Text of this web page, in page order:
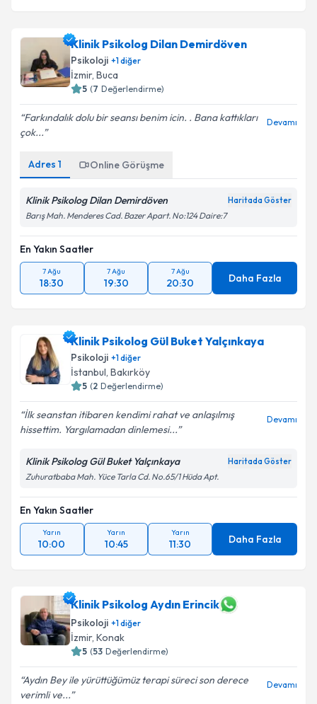
Klinik Psikolog Dilan Demirdöven
Psikoloji +1diğer
İzmir, Buca
5 (7 Değerlendirme)
Farkındalık dolu bir seansı benim icin. . Bana kattıkları
çok...
Devamı
Adres 1 Online Görüşme
Klinik Psikolog Dilan Demirdöven Haritada Göster
Barış Mah. Menderes Cad. Bazer Apart. No:124 Daire:7
En Yakın Saatler
7 Ağu
18:30
7 Ağu
19:30
7 Ağu
20:30 Daha Fazla
Klinik Psikolog Gül Buket Yalçınkaya
Psikoloji +1diğer
İstanbul, Bakırköy
5 (2 Değerlendirme)
İlk seanstan itibaren kendimi rahat ve anlaşılmış
hissettim. Yargılamadan dinlemesi...
Devamı
Klinik Psikolog Gül Buket Yalçınkaya Haritada Göster
Zuhuratbaba Mah. Yüce Tarla Cd. No.65/1 Hüda Apt.
En Yakın Saatler
Yarın
10:00
Yarın
10:45
Yarın
11:30 Daha Fazla
Klinik Psikolog Aydın Erincik
Psikoloji +1diğer
İzmir, Konak
5 (53 Değerlendirme)
Aydın Bey ile yürüttüğümüz terapi süreci son derece
verimli ve...
Devamı